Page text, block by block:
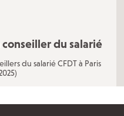
du salarié
du salarié CFDT à Paris